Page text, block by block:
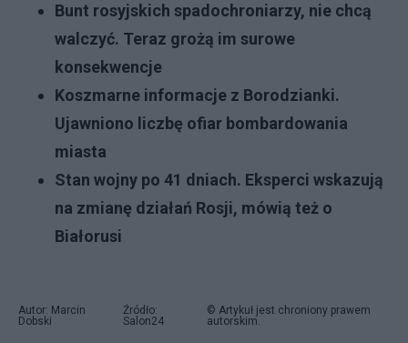
Bunt rosyjskich spadochroniarzy, nie chcą
walczyć. Teraz grożą im surowe
konsekwencje
Koszmarne informacje z Borodzianki.
Ujawniono liczbę ofiar bombardowania
miasta
Stan wojny po 41 dniach. Eksperci wskazują
na zmianę działań Rosji, mówią też o
Białorusi
Autor: Marcin
Dobski
Źródło:
Salon24
© Artykuł jest chroniony prawem
autorskim.